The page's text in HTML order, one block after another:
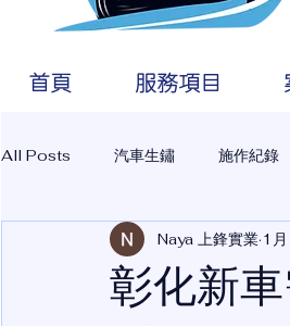
首頁 服務項目
All Posts 汽車生鏽 施作紀錄
彰化新
Naya 上鋒實業 1